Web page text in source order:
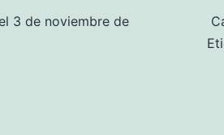
3 de noviembre de